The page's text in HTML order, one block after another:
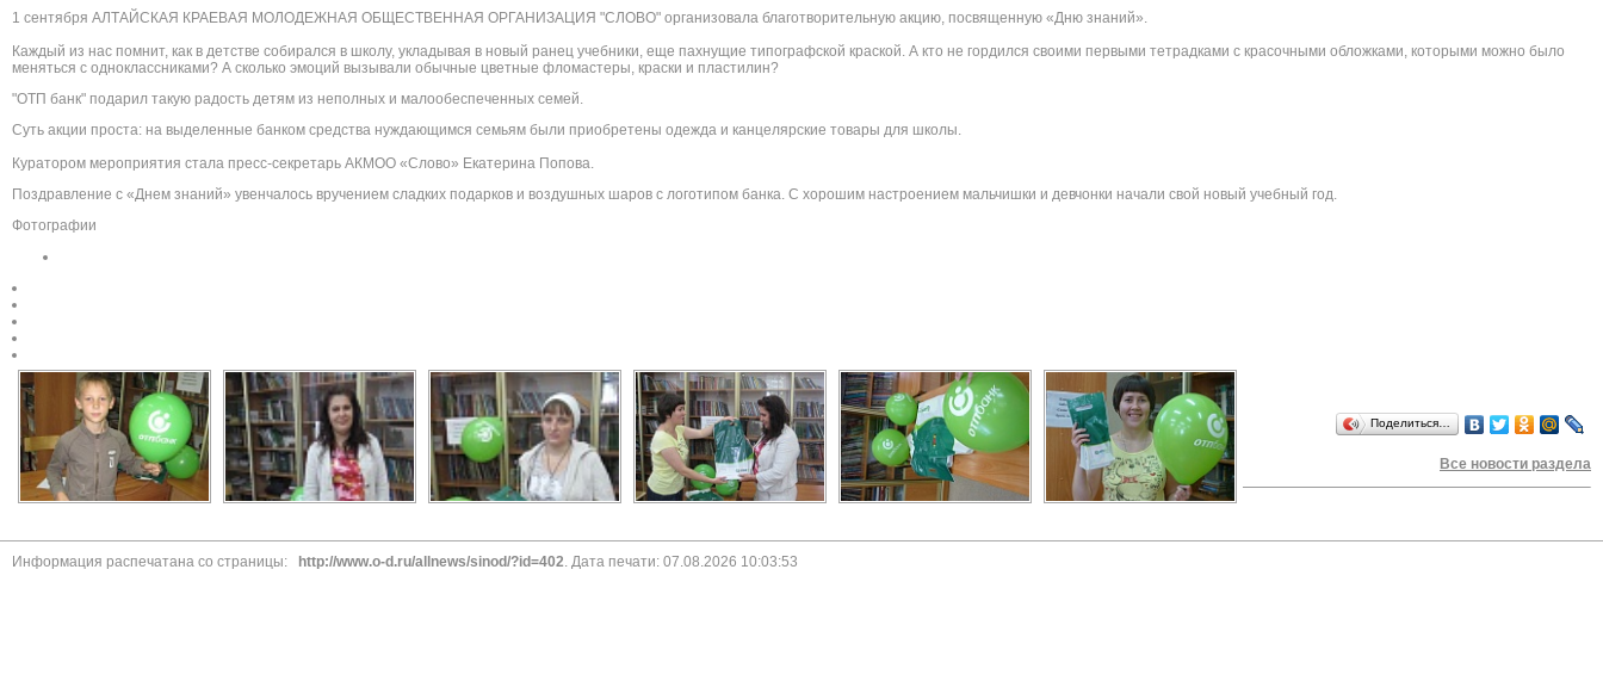
1 сентября АЛТАЙСКАЯ КРАЕВАЯ МОЛОДЕЖНАЯ ОБЩЕСТВЕННАЯ ОРГАНИЗАЦИЯ "СЛОВО" организовала благотворительную акцию, посвященную «Дню знаний».
Каждый из нас помнит, как в детстве собирался в школу, укладывая в новый ранец учебники, еще пахнущие типографской краской. А кто не гордился своими первыми тетрадками с красочными обложками, которыми можно было
меняться с одноклассниками? А сколько эмоций вызывали обычные цветные фломастеры, краски и пластилин?
"ОТП банк" подарил такую радость детям из неполных и малообеспеченных семей.
Суть акции проста: на выделенные банком средства нуждающимся семьям были приобретены одежда и канцелярские товары для школы.
Куратором мероприятия стала пресс-секретарь АКМОО «Слово» Екатерина Попова.
Поздравление с «Днем знаний» увенчалось вручением сладких подарков и воздушных шаров с логотипом банка. С хорошим настроением мальчишки и девчонки начали свой новый учебный год.
Фотографии
Поделиться…
Все новости раздела
Информация распечатана со страницы: http://www.o-d.ru/allnews/sinod/?id=402. Дата печати: 07.08.2026 10:03:53